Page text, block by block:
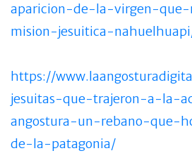
aparicion-de-la-virgen-
mision-jesuitica-
https://
jesuitas-que-trajeron-a-la-
angostura-un-rebano-que-
de-la-patagonia/